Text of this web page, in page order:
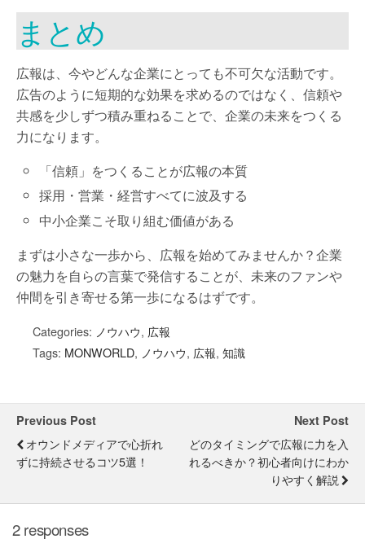
まとめ
広報は、今やどんな企業にとっても不可欠な活動です。
広告のように短期的な効果を求めるのではなく、信頼や
共感を少しずつ積み重ねることで、企業の未来をつくる
力になります。
「信頼」をつくることが広報の本質
採用・営業・経営すべてに波及する
中小企業こそ取り組む価値がある
まずは小さな一歩から、広報を始めてみませんか？企業
の魅力を自らの言葉で発信することが、未来のファンや
仲間を引き寄せる第一歩になるはずです。
Categories: ノウハウ, 広報
Tags: MONWORLD, ノウハウ, 広報, 知識
Previous Post
オウンドメディアで心折れ
ずに持続させるコツ5選！
Next Post
どのタイミングで広報に力を入
れるべきか？初心者向けにわか
りやすく解説
2 responses